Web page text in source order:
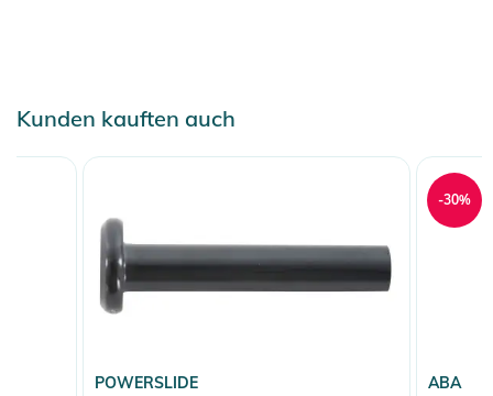
Kunden kauften auch
POWERSLIDE ABA
-30%